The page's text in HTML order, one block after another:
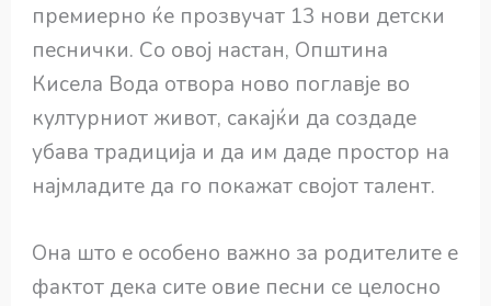
премиерно ќе прозвучат 13 нови детски
песнички. Со овој настан, Општина
Кисела Вода отвора ново поглавје во
културниот живот, сакајќи да создаде
убава традиција и да им даде простор на
најмладите да го покажат својот талент.
Она што е особено важно за родителите е
фактот дека сите овие песни се целосно